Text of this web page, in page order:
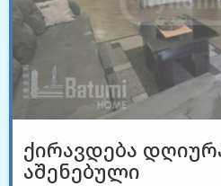
ქირავდება
აშენებული